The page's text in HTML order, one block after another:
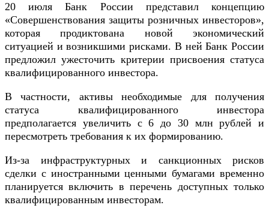
20 июля Банк России представил концепцию
«Совершенствования защиты розничных инвесторов»,
которая продиктована новой экономический
ситуацией и возникшими рисками. В ней Банк России
предложил ужесточить критерии присвоения статуса
квалифицированного инвестора.
В частности, активы необходимые для получения
статуса квалифицированного инвестора
предполагается увеличить с 6 до 30 млн рублей и
пересмотреть требования к их формированию.
Из-за инфраструктурных и санкционных рисков
сделки с иностранными ценными бумагами временно
планируется включить в перечень доступных только
квалифицированным инвесторам.